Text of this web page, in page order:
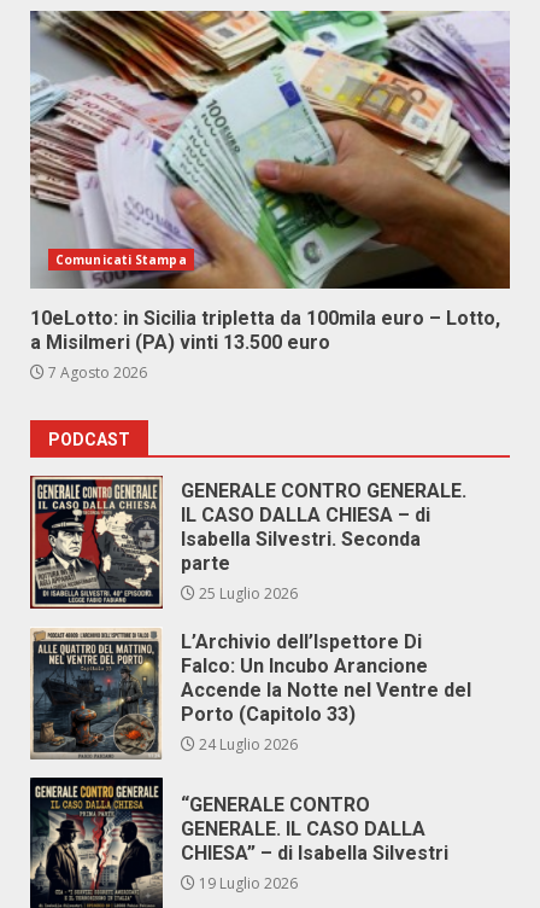
Comunicati Stampa
10eLotto: in Sicilia tripletta da 100mila euro – Lotto,
a Misilmeri (PA) vinti 13.500 euro
7 Agosto 2026
PODCAST
GENERALE CONTRO GENERALE.
IL CASO DALLA CHIESA – di
Isabella Silvestri. Seconda
parte
25 Luglio 2026
L’Archivio dell’Ispettore Di
Falco: Un Incubo Arancione
Accende la Notte nel Ventre del
Porto (Capitolo 33)
24 Luglio 2026
“GENERALE CONTRO
GENERALE. IL CASO DALLA
CHIESA” – di Isabella Silvestri
19 Luglio 2026